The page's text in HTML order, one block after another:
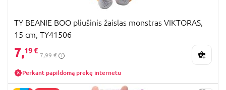
TY BEANIE BOO pliušinis žaislas monstras VIKTORAS,
15 cm, TY41506
7,19 €
7,99 €
Perkant papildomą prekę internetu